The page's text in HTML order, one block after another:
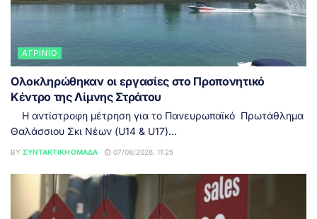
ΑΓΡΊΝΙΟ
Ολοκληρώθηκαν οι εργασίες στο Προπονητικό
Κέντρο της Λίμνης Στράτου
Η αντίστροφη μέτρηση για το Πανευρωπαϊκό Πρωτάθλημα
Θαλάσσιου Σκι Νέων (U14 & U17)...
BY ΣΥΝΤΑΚΤΙΚΉ ΟΜΆΔΑ 07/08/2026, 11:25